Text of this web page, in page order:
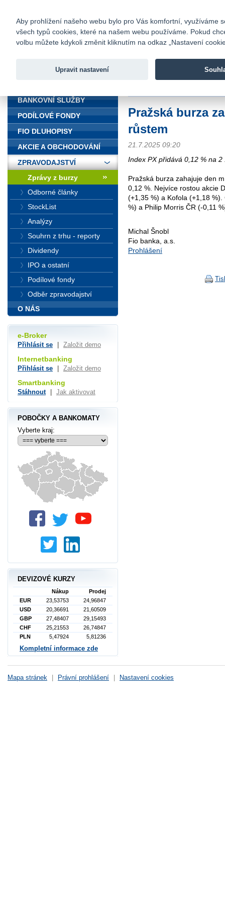
Fio banka
Fio banka
Pražská burza
růstem
21.7.2025 09:20
Index PX přidává 0,12 % na 2
Pražská burza zahajuje den
0,12 %. Nejvíce rostou akcie
(+1,35 %) a Kofola (+1,18
%) a Philip Morris ČR (-0,11
Michal Šnobl
Fio banka, a.s.
Prohlášení
BANKOVNÍ SLUŽBY
PODÍLOVÉ FONDY
FIO DLUHOPISY
AKCIE A OBCHODOVÁNÍ
ZPRAVODAJSTVÍ
Zprávy z burzy
Odborné články
StockList
Analýzy
Souhrn z trhu - reporty
Dividendy
IPO a ostatní
Podílové fondy
Odběr zpravodajství
O NÁS
e-Broker
Přihlásit se Založit demo
Internetbanking
Přihlásit se Založit demo
Smartbanking
Stáhnout Jak aktivovat
POBOČKY A BANKOMATY
Vyberte kraj:
DEVIZOVÉ KURZY
Nákup
Prodej
EUR
23,53753
24,96847
USD
20,36691
21,60509
GBP
27,48407
29,15493
CHF
25,21553
26,74847
PLN
5,47924 5,81236
Kompletní informace zde
Mapa stránek Právní prohlášení Nastavení cookies
Aby prohlížení našeho webu bylo pro Vás komfortní, využíváme
všech typů cookies, které na našem webu používáme. Pokud
volbu můžete kdykoli změnit kliknutím na odkaz „Nastavení
Upravit nastavení